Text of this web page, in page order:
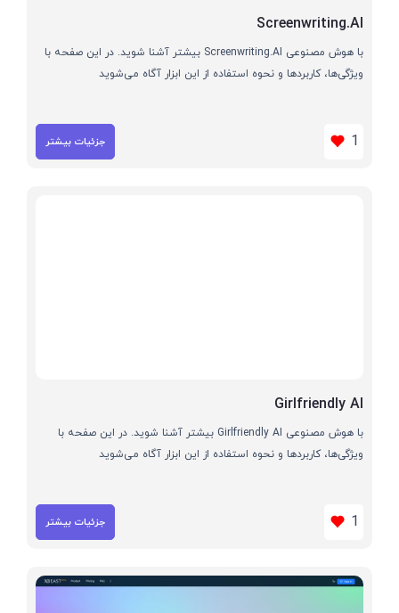
Screenwriting.AI
با هوش مصنوعی Screenwriting.AI بیشتر آشنا شوید. در این صفحه با
ویژگی‌ها، کاربردها و نحوه استفاده از این ابزار آگاه می‌شوید
1 جزئیات بیشتر
Girlfriendly AI
با هوش مصنوعی Girlfriendly AI بیشتر آشنا شوید. در این صفحه با
ویژگی‌ها، کاربردها و نحوه استفاده از این ابزار آگاه می‌شوید
1 جزئیات بیشتر